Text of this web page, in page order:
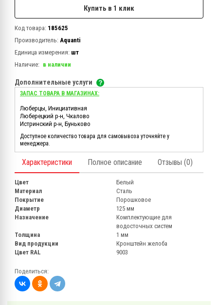
Купить в 1 клик
Код товара: 185625
Производитель: Aquanti
Единица измерения: шт
Наличие: в наличии
Дополнительные услуги
ЗАПАС ТОВАРА В МАГАЗИНАХ:
Люберцы, Инициативная
Люберецкий р-н, Чкалово
Истринский р-н, Буньково
Доступное количество товара для самовывоза уточняйте у
менеджера.
Характеристики Полное описание Отзывы (0)
Цвет
Белый
Материал
Сталь
Покрытие
Порошковое
Диаметр
125 мм
Назначение
Комплектующие для
водосточных систем
Толщина
1 мм
Вид продукции
Кронштейн желоба
Цвет RAL
9003
Поделиться: